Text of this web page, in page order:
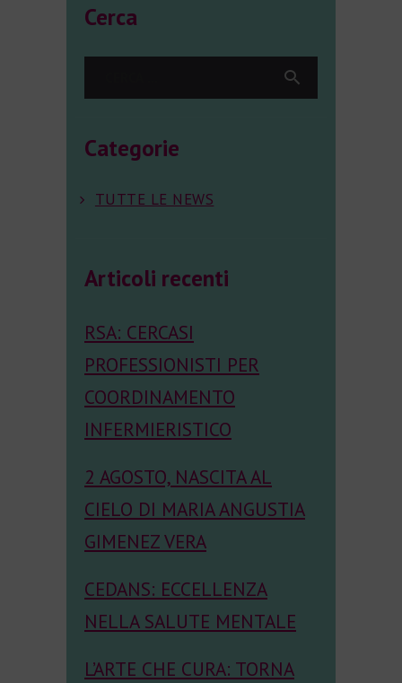
Cerca
Categorie
TUTTE LE NEWS
Articoli recenti
RSA: CERCASI
PROFESSIONISTI PER
COORDINAMENTO
INFERMIERISTICO
2 AGOSTO, NASCITA AL
CIELO DI MARIA ANGUSTIA
GIMENEZ VERA
CEDANS: ECCELLENZA
NELLA SALUTE MENTALE
L’ARTE CHE CURA: TORNA